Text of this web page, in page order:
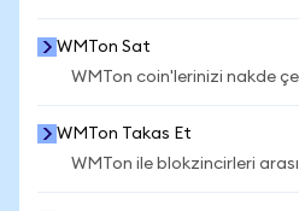
WMTon Sat
WMTon coin'lerinizi nakde
WMTon Takas Et
WMTon ile blokzincirleri